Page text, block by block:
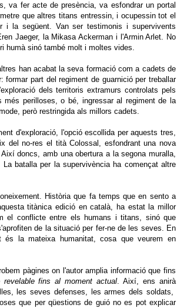
va fer acte de presència, va esfondrar un portal
que altres titans entressin, i ocupessin tot el
i la següent. Van ser testimonis i supervivents
Jaeger, la Mikasa Ackerman i l'Armin Arlet. No
humà sinó també molt i moltes vides.
han acabat la seva formació com a cadets de
part del regiment de guarnició per treballar
dels territoris extramurs controlats pels
perilloses, o bé, ingressar al regiment de la
però restringida als millors cadets.
d'exploració, l'opció escollida per aquests tres,
del no-res el tità Colossal, esfondrant una nova
doncs, amb una obertura a la segona muralla,
batalla per la supervivència ha començat altre
Història que fa temps que en sento a
titànica edició en català, ha estat la millor
el conflicte entre els humans i titans, sinó que
de la situació per fer-ne de les seves. En
la mateixa humanitat, cosa que veurem en
pàgines on l'autor amplia informació que fins
revelable fins al moment actual. Així, ens anirà
les seves defenses, les armes dels soldats,
que per qüestions de guió no es pot explicar